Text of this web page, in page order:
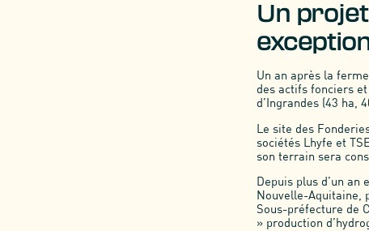
Un
Un an après la
des actifs fonciers
d’Ingrandes (43 ha,
Le site des
sociétés Lhyfe et
son terrain sera
Depuis plus d’un
Nouvelle-Aquitaine,
Sous-préfecture de
» production